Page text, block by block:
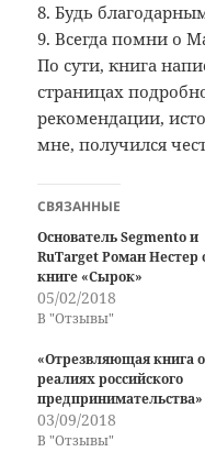
8. Будь
9. Всегда помни о
По сути, книга
страницах
рекомендации,
мне, получился
СВЯЗАННЫЕ
Основатель Segmento и
RuTarget Роман Нестер
книге «Сырок»
05/02/2018
В "Отзывы"
«Отрезвляющая книга о
реалиях российского
предпринимательства»
03/09/2018
В "Отзывы"